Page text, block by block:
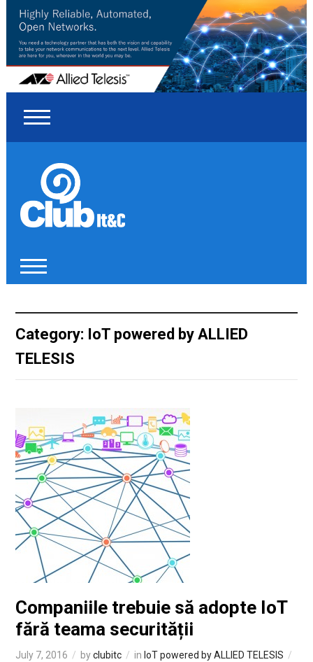
Category: IoT powered by ALLIED
TELESIS
Companiile trebuie să adopte IoT
fără teama securității
July 7, 2016 byclubitc in IoT powered by ALLIED TELESIS